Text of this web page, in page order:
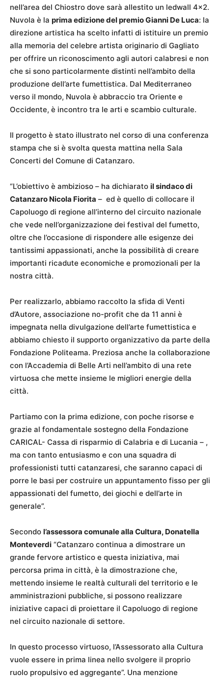
nell’area del Chiostro dove sarà allestito un ledwall 4×2.
Nuvola è la prima edizione del premio Gianni De Luca: la
direzione artistica ha scelto infatti di istituire un premio
alla memoria del celebre artista originario di Gagliato
per offrire un riconoscimento agli autori calabresi e non
che si sono particolarmente distinti nell’ambito della
produzione dell’arte fumettistica. Dal Mediterraneo
verso il mondo, Nuvola è abbraccio tra Oriente e
Occidente, è incontro tra le arti e scambio culturale.
Il progetto è stato illustrato nel corso di una conferenza
stampa che si è svolta questa mattina nella Sala
Concerti del Comune di Catanzaro.
“L’obiettivo è ambizioso – ha dichiarato il sindaco di
Catanzaro Nicola Fiorita – ed è quello di collocare il
Capoluogo di regione all’interno del circuito nazionale
che vede nell’organizzazione dei festival del fumetto,
oltre che l’occasione di rispondere alle esigenze dei
tantissimi appassionati, anche la possibilità di creare
importanti ricadute economiche e promozionali per la
nostra città.
Per realizzarlo, abbiamo raccolto la sfida di Venti
d’Autore, associazione no-profit che da 11 anni è
impegnata nella divulgazione dell’arte fumettistica e
abbiamo chiesto il supporto organizzativo da parte della
Fondazione Politeama. Preziosa anche la collaborazione
con l’Accademia di Belle Arti nell’ambito di una rete
virtuosa che mette insieme le migliori energie della
città.
Partiamo con la prima edizione, con poche risorse e
grazie al fondamentale sostegno della Fondazione
CARICAL- Cassa di risparmio di Calabria e di Lucania – ,
ma con tanto entusiasmo e con una squadra di
professionisti tutti catanzaresi, che saranno capaci di
porre le basi per costruire un appuntamento fisso per gli
appassionati del fumetto, dei giochi e dell’arte in
generale”.
Secondo l’assessora comunale alla Cultura, Donatella
Monteverdi “Catanzaro continua a dimostrare un
grande fervore artistico e questa iniziativa, mai
percorsa prima in città, è la dimostrazione che,
mettendo insieme le realtà culturali del territorio e le
amministrazioni pubbliche, si possono realizzare
iniziative capaci di proiettare il Capoluogo di regione
nel circuito nazionale di settore.
In questo processo virtuoso, l’Assessorato alla Cultura
vuole essere in prima linea nello svolgere il proprio
ruolo propulsivo ed aggregante”. Una menzione